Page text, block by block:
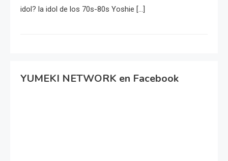
idol? la idol de los 70s-80s Yoshie […]
YUMEKI NETWORK en Facebook